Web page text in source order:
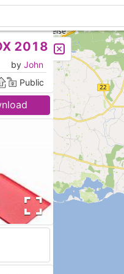
2018
by John
Public